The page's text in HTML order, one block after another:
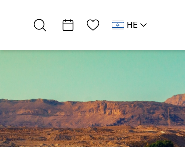
HE
רשימת מועדפים
אטרקציות וסדנאות
קארמה - סטודיו…